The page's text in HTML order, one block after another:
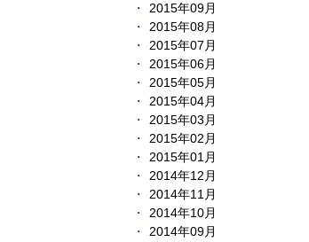
2015年09月
2015年08月
2015年07月
2015年06月
2015年05月
2015年04月
2015年03月
2015年02月
2015年01月
2014年12月
2014年11月
2014年10月
2014年09月